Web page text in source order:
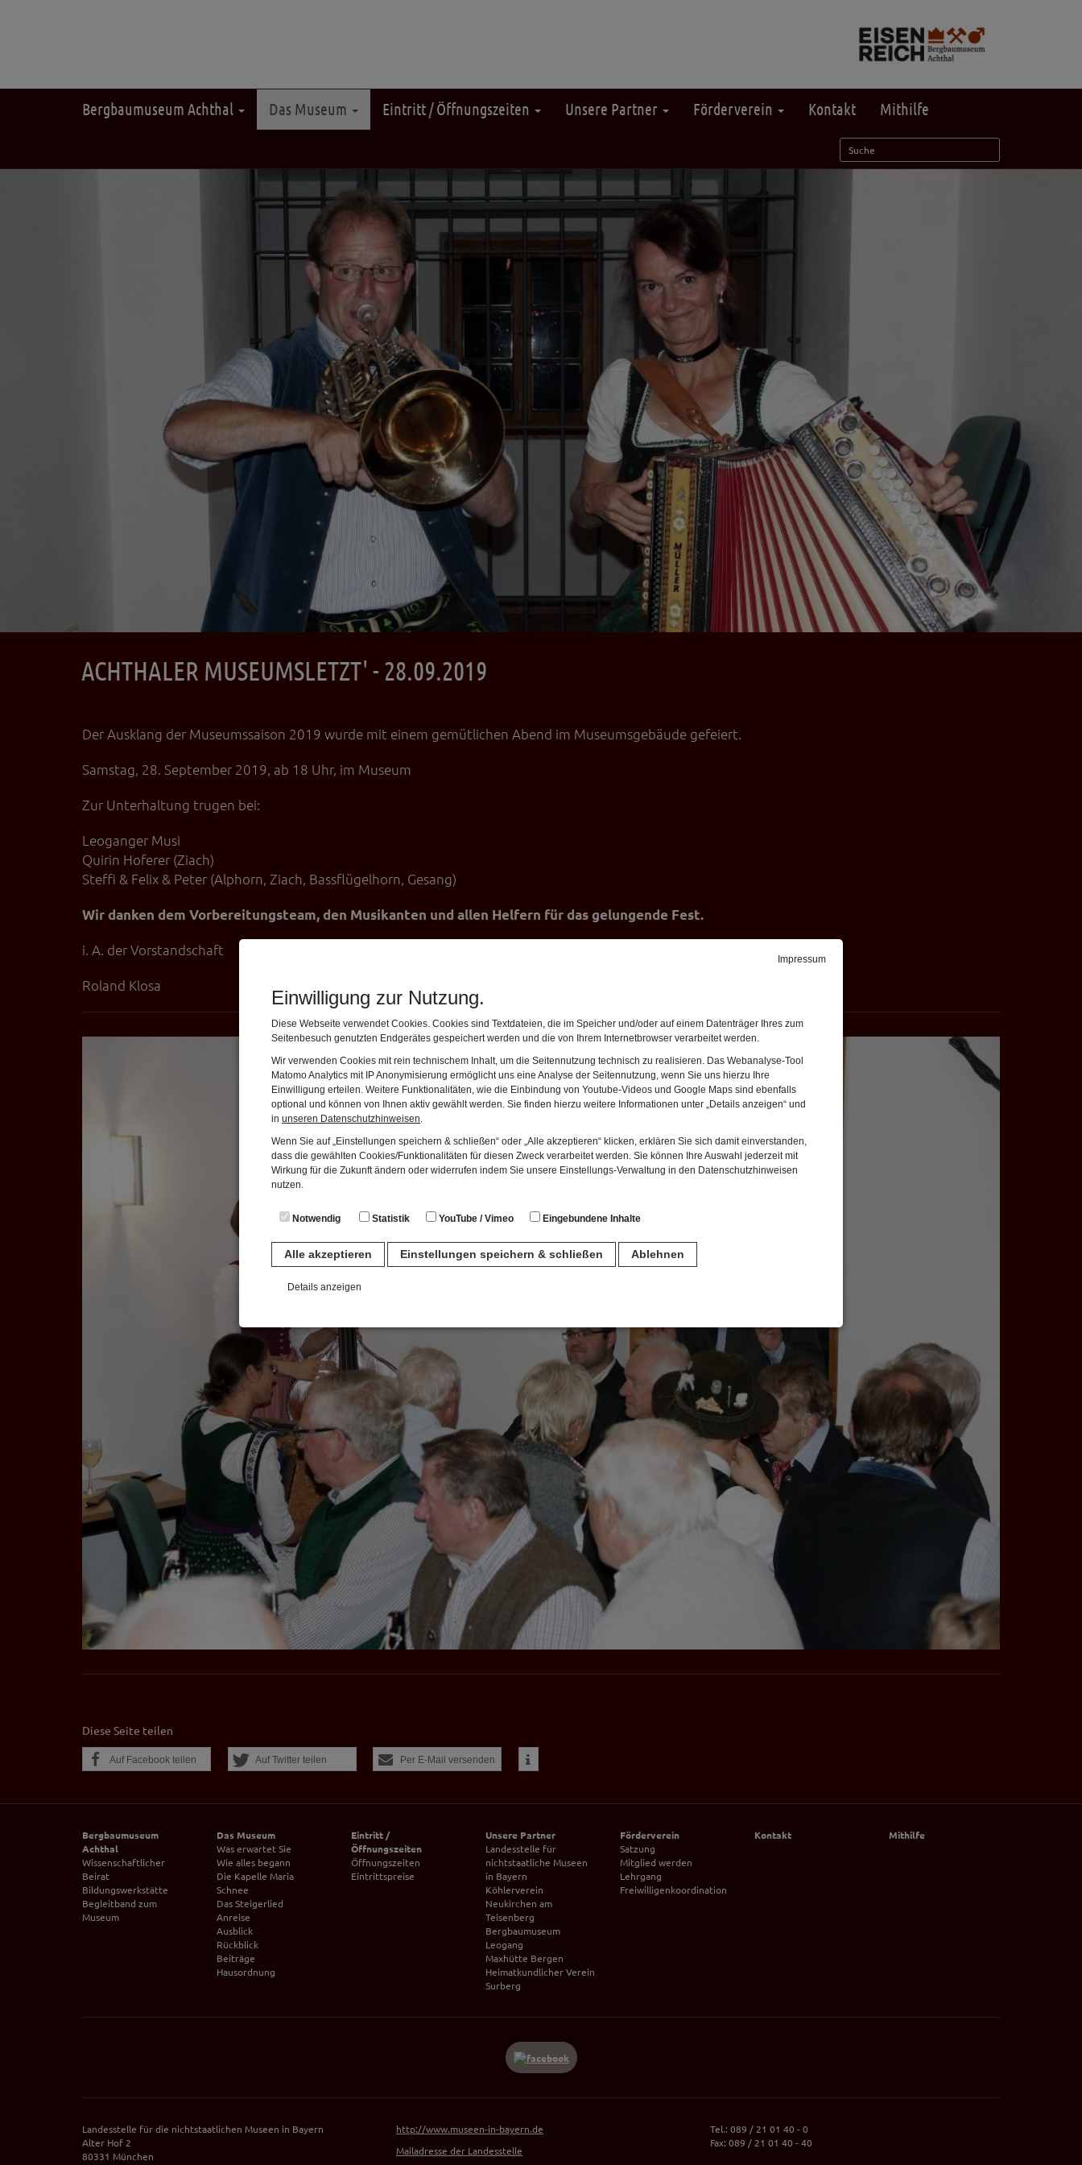
Impressum
Einwilligung zur Nutzung.
Diese Webseite verwendet Cookies. Cookies sind Textdateien, die im Speicher und/oder auf einem Datenträger Ihres zum
Seitenbesuch genutzten Endgerätes gespeichert werden und die von Ihrem Internetbrowser verarbeitet werden.
Wir verwenden Cookies mit rein technischem Inhalt, um die Seitennutzung technisch zu realisieren. Das Webanalyse-Tool
Matomo Analytics mit IP Anonymisierung ermöglicht uns eine Analyse der Seitennutzung, wenn Sie uns hierzu Ihre
Einwilligung erteilen. Weitere Funktionalitäten, wie die Einbindung von Youtube-Videos und Google Maps sind ebenfalls
optional und können von Ihnen aktiv gewählt werden. Sie finden hierzu weitere Informationen unter „Details anzeigen“ und
in unseren Datenschutzhinweisen.
Wenn Sie auf „Einstellungen speichern & schließen“ oder „Alle akzeptieren“ klicken, erklären Sie sich damit einverstanden,
dass die gewählten Cookies/Funktionalitäten für diesen Zweck verarbeitet werden. Sie können Ihre Auswahl jederzeit mit
Wirkung für die Zukunft ändern oder widerrufen indem Sie unsere Einstellungs-Verwaltung in den Datenschutzhinweisen
nutzen.
Notwendig Statistik YouTube / Vimeo Eingebundene Inhalte
Alle akzeptieren Einstellungen speichern & schließen Ablehnen
Details anzeigen
Diese Cookies sind für den Betrieb der Seite unbedingt notwendig. Hierbei werden keinerlei personenbezogenen Daten
gespeichert. Lediglich eine anonyme Session-ID wird hinterlegt.
Statistik
Diese Website nutzt Matomo Analytics für die Auswertung der Seitenaufrufe als Statistik. Die hierdurch gespeicherten Daten
werden ausschließlich auf unseren eigenen Servern gespeichert. Eine Übertragung an Dritte erfolgt nicht. Wir verwenden
die Funktion AnonymizeIP zur Anonymisierung Ihrer IP-Adresse, so dass diese gekürzt wird und nicht mehr Ihrem Besuch
auf unserer Internetseite zugeordnet werden kann.
YouTube / Vimeo
Videos werden über die Plattformen YouTube oder Vimeo eingebunden. Wir nutzen YouTube im erweiterten
Datenschutzmodus. Dieser Modus bewirkt laut YouTube, dass YouTube keine Informationen über die Besucher auf dieser
Website speichert, bevor diese sich das Video ansehen.
Eingebundene Inhalte
Optional sind externe Inhalte auf den Seiten dieser Website eingebunden. Das können Kartendienste wie z.B. Google Maps
sein oder auch Anwendungen einer externen Website.
Bergbaumuseum Achthal Das Museum Eintritt / Öffnungszeiten Unsere Partner Förderverein Kontakt Mithilfe
ACHTHALER MUSEUMSLETZT' - 28.09.2019
Der Ausklang der Museumssaison 2019 wurde mit einem gemütlichen Abend im Museumsgebäude gefeiert.
Samstag, 28. September 2019, ab 18 Uhr, im Museum
Zur Unterhaltung trugen bei:
Leoganger Musi
Quirin Hoferer (Ziach)
Steffi & Felix & Peter (Alphorn, Ziach, Bassflügelhorn, Gesang)
Wir danken dem Vorbereitungsteam, den Musikanten und allen Helfern für das gelungende Fest.
i. A. der Vorstandschaft
Roland Klosa
Weiter
Diese Seite teilen
Auf Facebook teilen Auf Twitter teilen Per E-Mail versenden
Bergbaumuseum
Achthal
Wissenschaftlicher
Beirat
Bildungswerkstätte
Begleitband zum
Museum
Das Museum
Was erwartet Sie
Wie alles begann
Die Kapelle Maria
Schnee
Das Steigerlied
Anreise
Ausblick
Rückblick
Beiträge
Hausordnung
Eintritt /
Öffnungszeiten
Öffnungszeiten
Eintrittspreise
Unsere Partner
Landesstelle für
nichtstaatliche Museen
in Bayern
Köhlerverein
Neukirchen am
Teisenberg
Bergbaumuseum
Leogang
Maxhütte Bergen
Heimatkundlicher Verein
Surberg
Förderverein
Satzung
Mitglied werden
Lehrgang
Freiwilligenkoordination
Kontakt Mithilfe
Landesstelle für die nichtstaatlichen Museen in Bayern
Alter Hof 2
80331 München
http://www.museen-in-bayern.de
Mailadresse der Landesstelle
Tel.: 089 / 21 01 40 - 0
Fax: 089 / 21 01 40 - 40